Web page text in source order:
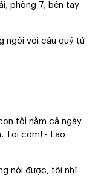
phòng 7, bên tay
ngồi với cậu quý tử
tôi nằm cả ngày
Toi cơm! - Lão
nói được, tôi nhỉ